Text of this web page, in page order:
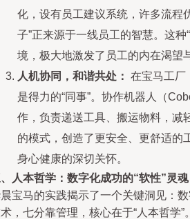
化，设有员工建议系统，许多流程
子”正来源于一线员工的智慧。这种
境，极大地激发了员工的内在渴望
人机协同，和谐共处： 在宝马工厂
是得力的“同事”。协作机器人（
作，负责递送工具、搬运物料，减
的模式，创造了更安全、更舒适的
身心健康的深切关怀。
人本哲学：数字化成功的“软性”灵魂
宝马的实践揭示了一个关键洞见：
，七分靠管理，核心在于“人本哲学”。